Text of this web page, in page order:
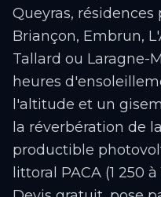
Queyras,
Briançon, Embrun,
Tallard ou Laragne-
heures
l'altitude et un
la réverbération de
productible
littoral PACA (1 250